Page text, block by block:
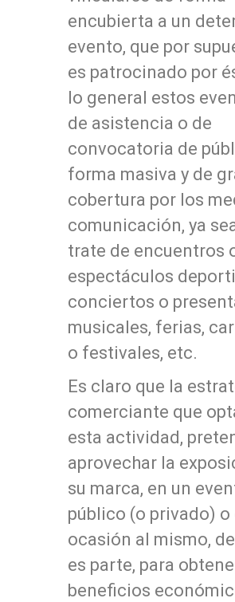
encubierta a un
evento, que por
es patrocinado por
lo general estos
de asistencia o de
convocatoria de
forma masiva y de
cobertura por los
comunicación, ya
trate de encuentros
espectáculos
conciertos o
musicales, ferias,
o festivales, etc.
Es claro que la
comerciante que
esta actividad,
aprovechar la
su marca, en un
público (o privado) o
ocasión al mismo,
es parte, para
beneficios